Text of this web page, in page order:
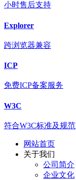
小时售后支持
Explorer
跨浏览器兼容
ICP
免费ICP备案服务
W3C
符合W3C标准及规范
网站首页
关于我们
公司简介
企业文化